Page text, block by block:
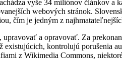
vyše 34 miliónov článkov a
webových stránok.
čím je jedným z
a opravovať. Za
kontrolujú porušenia
z Wikimedia Commons,